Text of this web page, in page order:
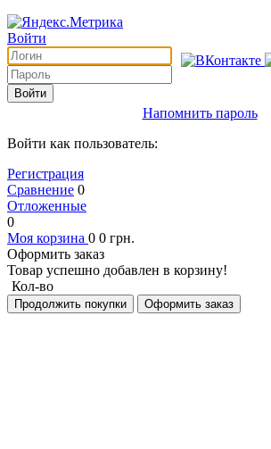
Войти
Войти
Напомнить пароль
Войти как пользователь:
Регистрация
Сравнение 0
Отложенные
0
Моя корзина 0 0 грн.
Оформить заказ
Товар успешно добавлен в корзину!
Кол-во
Продолжить покупки Оформить заказ